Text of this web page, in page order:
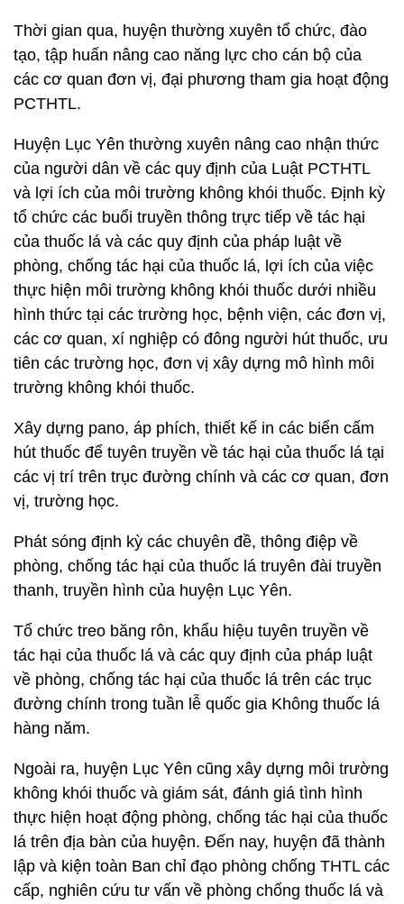
Thời gian qua, huyện thường xuyên tổ chức, đào
tạo, tập huấn nâng cao năng lực cho cán bộ của
các cơ quan đơn vị, đại phương tham gia hoạt động
PCTHTL.
Huyện Lục Yên thường xuyên nâng cao nhận thức
của người dân về các quy định của Luật PCTHTL
và lợi ích của môi trường không khói thuốc. Định kỳ
tổ chức các buổi truyền thông trực tiếp về tác hại
của thuốc lá và các quy định của pháp luật về
phòng, chống tác hại của thuốc lá, lợi ích của việc
thực hiện môi trường không khói thuốc dưới nhiều
hình thức tại các trường học, bệnh viện, các đơn vị,
các cơ quan, xí nghiệp có đông người hút thuốc, ưu
tiên các trường học, đơn vị xây dựng mô hình môi
trường không khói thuốc.
Xây dựng pano, áp phích, thiết kế in các biển cấm
hút thuốc để tuyên truyền về tác hại của thuốc lá tại
các vị trí trên trục đường chính và các cơ quan, đơn
vị, trường học.
Phát sóng định kỳ các chuyên đề, thông điệp về
phòng, chống tác hại của thuốc lá truyên đài truyền
thanh, truyền hình của huyện Lục Yên.
Tổ chức treo băng rôn, khẩu hiệu tuyên truyền về
tác hại của thuốc lá và các quy định của pháp luật
về phòng, chống tác hại của thuốc lá trên các trục
đường chính trong tuần lễ quốc gia Không thuốc lá
hàng năm.
Ngoài ra, huyện Lục Yên cũng xây dựng môi trường
không khói thuốc và giám sát, đánh giá tình hình
thực hiện hoạt động phòng, chống tác hại của thuốc
lá trên địa bàn của huyện. Đến nay, huyện đã thành
lập và kiện toàn Ban chỉ đạo phòng chống THTL các
cấp, nghiên cứu tư vấn về phòng chống thuốc lá và